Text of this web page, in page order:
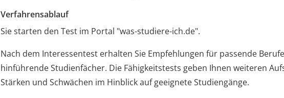
Verfahrensablauf
Sie starten den Test im Portal "was-studiere-ich.de".
Nach dem Interessentest erhalten Sie Empfehlungen für passende
hinführende Studienfächer. Die Fähigkeitstests geben Ihnen weiteren
Stärken und Schwächen im Hinblick auf geeignete Studiengänge.